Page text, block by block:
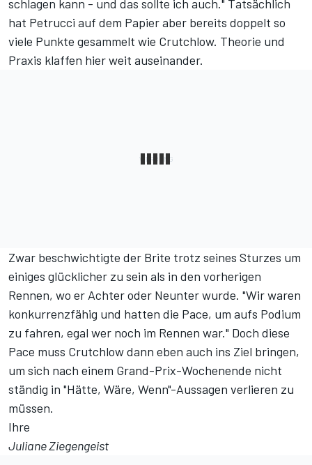
schlagen kann - und das sollte ich auch." Tatsächlich
hat Petrucci auf dem Papier aber bereits doppelt so
viele Punkte gesammelt wie Crutchlow. Theorie und
Praxis klaffen hier weit auseinander.
Zwar beschwichtigte der Brite trotz seines Sturzes um
einiges glücklicher zu sein als in den vorherigen
Rennen, wo er Achter oder Neunter wurde. "Wir waren
konkurrenzfähig und hatten die Pace, um aufs Podium
zu fahren, egal wer noch im Rennen war." Doch diese
Pace muss Crutchlow dann eben auch ins Ziel bringen,
um sich nach einem Grand-Prix-Wochenende nicht
ständig in "Hätte, Wäre, Wenn"-Aussagen verlieren zu
müssen.
Ihre
Juliane Ziegengeist